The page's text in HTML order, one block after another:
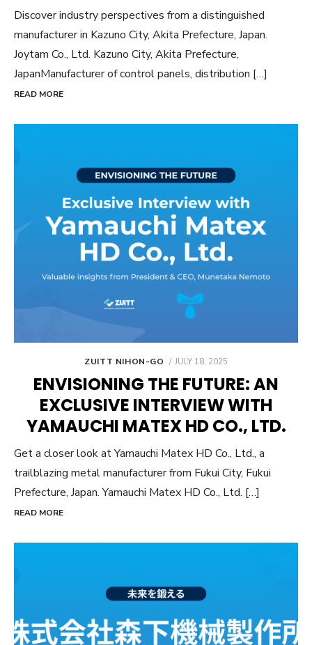
Discover industry perspectives from a distinguished
manufacturer in Kazuno City, Akita Prefecture, Japan.
Joytam Co., Ltd. Kazuno City, Akita Prefecture,
JapanManufacturer of control panels, distribution […]
READ MORE
ZUITT NIHON-GO
POSTED
JULY 18, 2025
ENVISIONING THE FUTURE: AN
EXCLUSIVE INTERVIEW WITH
YAMAUCHI MATEX HD CO., LTD.
Get a closer look at Yamauchi Matex HD Co., Ltd., a
trailblazing metal manufacturer from Fukui City, Fukui
Prefecture, Japan. Yamauchi Matex HD Co., Ltd. […]
READ MORE